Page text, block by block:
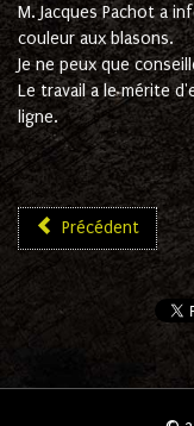
M. Jacques Pachot a
couleur aux blasons.
Je ne peux que
Le travail a le mérite
ligne.
Précédent